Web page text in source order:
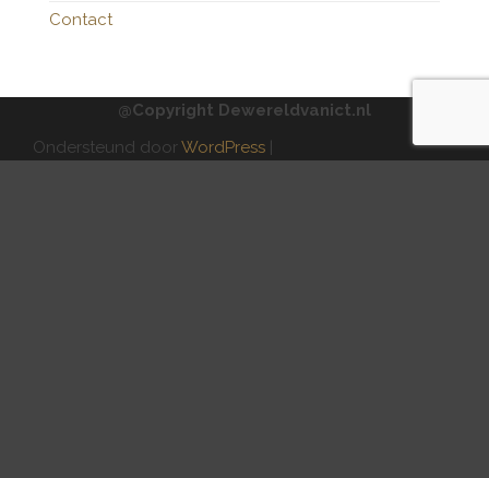
Contact
@Copyright Dewereldvanict.nl
Ondersteund doorWordPress